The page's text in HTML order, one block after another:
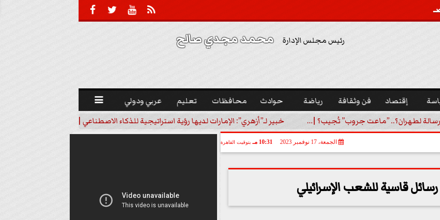
  

رئيس مجلس الإدارة محمد مجدي صالح
إقتصاد فن وثقافة رياضة حوادث محافظات تعليم عربي ودولي 
لطهران؟.. ”ماعت جروب” تُجيب؟ |... خبير لـ”أزهري”: الإمارات لديها رؤية استراتيجية للذكاء الاصطناعي | فيديو
الجمعة، 17 نوفمبر 2023 10:31 مـ بتوقيت القاهرة
قاسية للشعب الإسرائيلي